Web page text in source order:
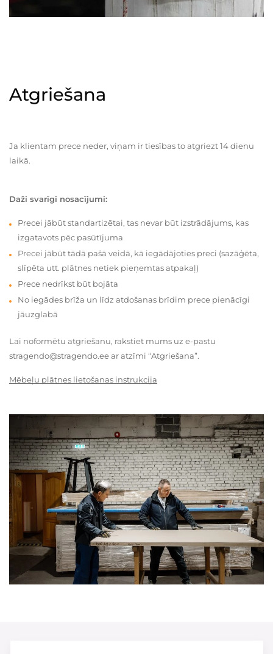
Atgriešana
Ja klientam prece neder, viņam ir tiesības to atgriezt 14 dienu
laikā.
Daži svarīgi nosacījumi:
Precei jābūt standartizētai, tas nevar būt izstrādājums, kas
izgatavots pēc pasūtījuma
Precei jābūt tādā pašā veidā, kā iegādājoties preci (sazāģēta,
slīpēta utt. plātnes netiek pieņemtas atpakaļ)
Prece nedrīkst būt bojāta
No iegādes brīža un līdz atdošanas brīdim prece pienācīgi
jāuzglabā
Lai noformētu atgriešanu, rakstiet mums uz e-pastu
stragendo@stragendo.ee ar atzīmi “Atgriešana”.
Mēbeļu plātnes lietošanas instrukcija